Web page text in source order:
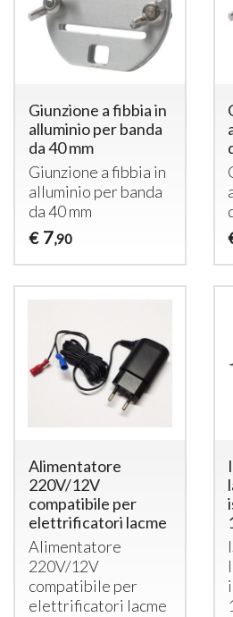
Giunzione a fibbia in
alluminio per banda
da 40 mm
Giunzione a fibbia in
alluminio per banda
da 40 mm
€ 7,90
Alimentatore
220V/12V
compatibile per
elettrificatori lacme
Alimentatore
220V/12V
compatibile per
elettrificatori lacme